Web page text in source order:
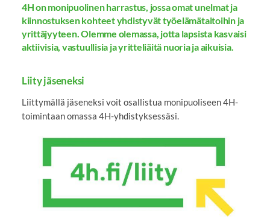
4H on monipuolinen harrastus, jossa omat unelmat ja
kiinnostuksen kohteet yhdistyvät työelämätaitoihin ja
yrittäjyyteen. Olemme olemassa, jotta lapsista kasvaisi
aktiivisia, vastuullisia ja yritteliäitä nuoria ja aikuisia.
Liity jäseneksi
Liittymällä jäseneksi voit osallistua monipuoliseen 4H-
toimintaan omassa 4H-yhdistyksessäsi.